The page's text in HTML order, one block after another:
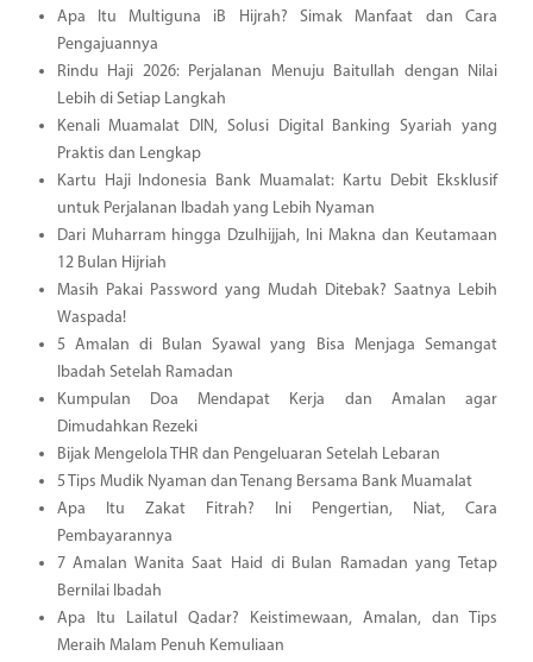
Apa Itu Multiguna iB Hijrah? Simak Manfaat dan Cara
Pengajuannya
Rindu Haji 2026: Perjalanan Menuju Baitullah dengan Nilai
Lebih di Setiap Langkah
Kenali Muamalat DIN, Solusi Digital Banking Syariah yang
Praktis dan Lengkap
Kartu Haji Indonesia Bank Muamalat: Kartu Debit Eksklusif
untuk Perjalanan Ibadah yang Lebih Nyaman
Dari Muharram hingga Dzulhijjah, Ini Makna dan Keutamaan
12 Bulan Hijriah
Masih Pakai Password yang Mudah Ditebak? Saatnya Lebih
Waspada!
5 Amalan di Bulan Syawal yang Bisa Menjaga Semangat
Ibadah Setelah Ramadan
Kumpulan Doa Mendapat Kerja dan Amalan agar
Dimudahkan Rezeki
Bijak Mengelola THR dan Pengeluaran Setelah Lebaran
5 Tips Mudik Nyaman dan Tenang Bersama Bank Muamalat
Apa Itu Zakat Fitrah? Ini Pengertian, Niat, Cara
Pembayarannya
7 Amalan Wanita Saat Haid di Bulan Ramadan yang Tetap
Bernilai Ibadah
Apa Itu Lailatul Qadar? Keistimewaan, Amalan, dan Tips
Meraih Malam Penuh Kemuliaan